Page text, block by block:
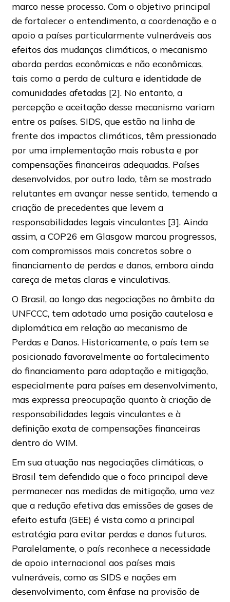
marco nesse processo. Com o objetivo principal
de fortalecer o entendimento, a coordenação e o
apoio a países particularmente vulneráveis aos
efeitos das mudanças climáticas, o mecanismo
aborda perdas econômicas e não econômicas,
tais como a perda de cultura e identidade de
comunidades afetadas [2]. No entanto, a
percepção e aceitação desse mecanismo variam
entre os países. SIDS, que estão na linha de
frente dos impactos climáticos, têm pressionado
por uma implementação mais robusta e por
compensações financeiras adequadas. Países
desenvolvidos, por outro lado, têm se mostrado
relutantes em avançar nesse sentido, temendo a
criação de precedentes que levem a
responsabilidades legais vinculantes [3]. Ainda
assim, a COP26 em Glasgow marcou progressos,
com compromissos mais concretos sobre o
financiamento de perdas e danos, embora ainda
careça de metas claras e vinculativas.
O Brasil, ao longo das negociações no âmbito da
UNFCCC, tem adotado uma posição cautelosa e
diplomática em relação ao mecanismo de
Perdas e Danos. Historicamente, o país tem se
posicionado favoravelmente ao fortalecimento
do financiamento para adaptação e mitigação,
especialmente para países em desenvolvimento,
mas expressa preocupação quanto à criação de
responsabilidades legais vinculantes e à
definição exata de compensações financeiras
dentro do WIM.
Em sua atuação nas negociações climáticas, o
Brasil tem defendido que o foco principal deve
permanecer nas medidas de mitigação, uma vez
que a redução efetiva das emissões de gases de
efeito estufa (GEE) é vista como a principal
estratégia para evitar perdas e danos futuros.
Paralelamente, o país reconhece a necessidade
de apoio internacional aos países mais
vulneráveis, como as SIDS e nações em
desenvolvimento, com ênfase na provisão de